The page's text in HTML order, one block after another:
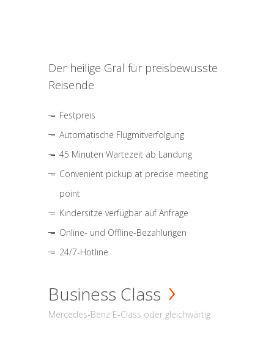
Der heilige Gral für preisbewusste
Reisende
Festpreis
Automatische Flugmitverfolgung
45 Minuten Wartezeit ab Landung
Convenient pickup at precise meeting
point
Kindersitze verfügbar auf Anfrage
Online- und Offline-Bezahlungen
24/7-Hotline
Business Class
Mercedes-Benz E-Class oder gleichwärtig